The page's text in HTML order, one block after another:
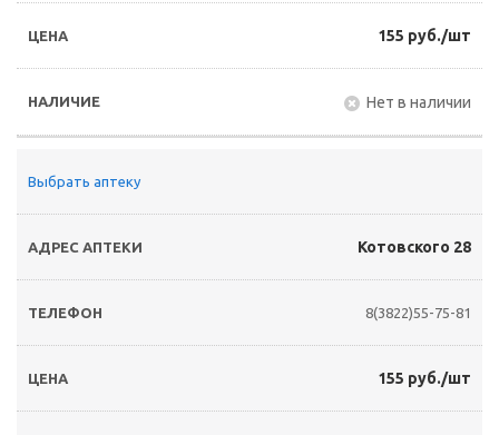
155 руб./шт
Нет в наличии
Выбрать аптеку
Котовского 28
8(3822)55-75-81
155 руб./шт